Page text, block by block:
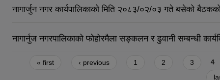
नागार्जुन नगर कार्यपालिकाको मिति २०८३/०२/०३ गते बसेको
नागार्नुज नगरपालिकाको फोहोरमैला सङ्कलन र ढुवानी सम्बन्धी
Pages
« first ‹ previous 1 2 3
4